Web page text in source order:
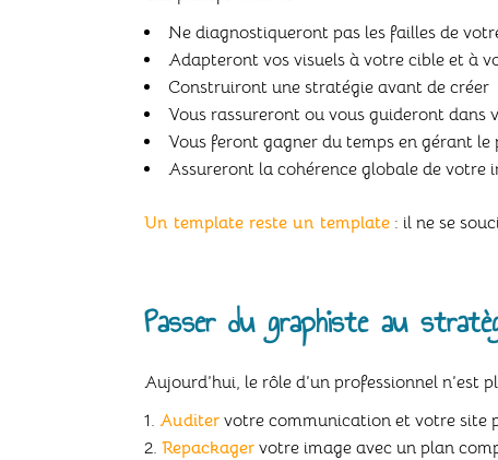
Ne diagnostiqueront pas les failles de
Adapteront vos visuels à votre cible et à
Construiront une stratégie avant de créer
Vous rassureront ou vous guideront dans
Vous feront gagner du temps en gérant le
Assureront la cohérence globale de votre
Un template reste un template : il ne se
Passer du graphiste au
Aujourd’hui, le rôle d’un professionnel n’est
Auditer votre communication et votre site
Repackager votre image avec un plan